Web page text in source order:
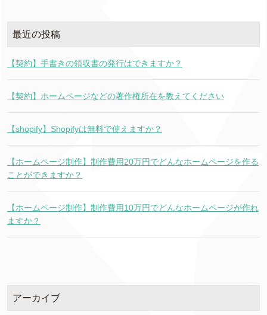
最近の投稿
【契約】手書きの領収書の発行はできますか？
【契約】ホームページなどの著作権所在を教えてください
【shopify】Shopifyは無料で使えますか？
【ホームページ制作】制作費用20万円でどんなホームページを作る
ことができますか？
【ホームページ制作】制作費用10万円でどんなホームページが作れ
ますか？
アーカイブ